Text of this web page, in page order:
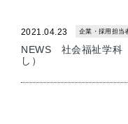
企業・採用担当
2021.04.23
NEWS 社会福祉学科
し）